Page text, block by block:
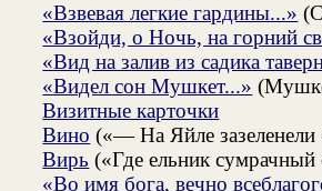
«Взвевая легкие гардины...»
«Взойди, о Ночь, на горний
«Вид на залив из садика
«Видел сон Мушкет...»
Визитные карточки
Вино («— На Яйле зазеленели
Вирь («Где ельник сумрачный
«Во имя бога, вечно